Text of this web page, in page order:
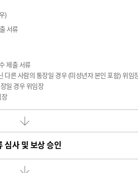
)
서류
제출 서류
다른 사람의 통장일 경우 (미성년자 본인 포함) 위임
일 경우 위임장
장
스텝
심사 및 보상 승인
스텝